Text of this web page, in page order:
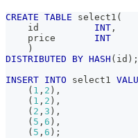
CREATE TABLE select1 (
    id
INT ,
    price
INT
)
DISTRIBUTED
BY HASH ( id ) ;
INSERT INTO select1
( 1 , 2 ) ,
( 1 , 2 ) ,
( 2 , 3 ) ,
( 5 , 6 ) ,
( 5 , 6 ) ;